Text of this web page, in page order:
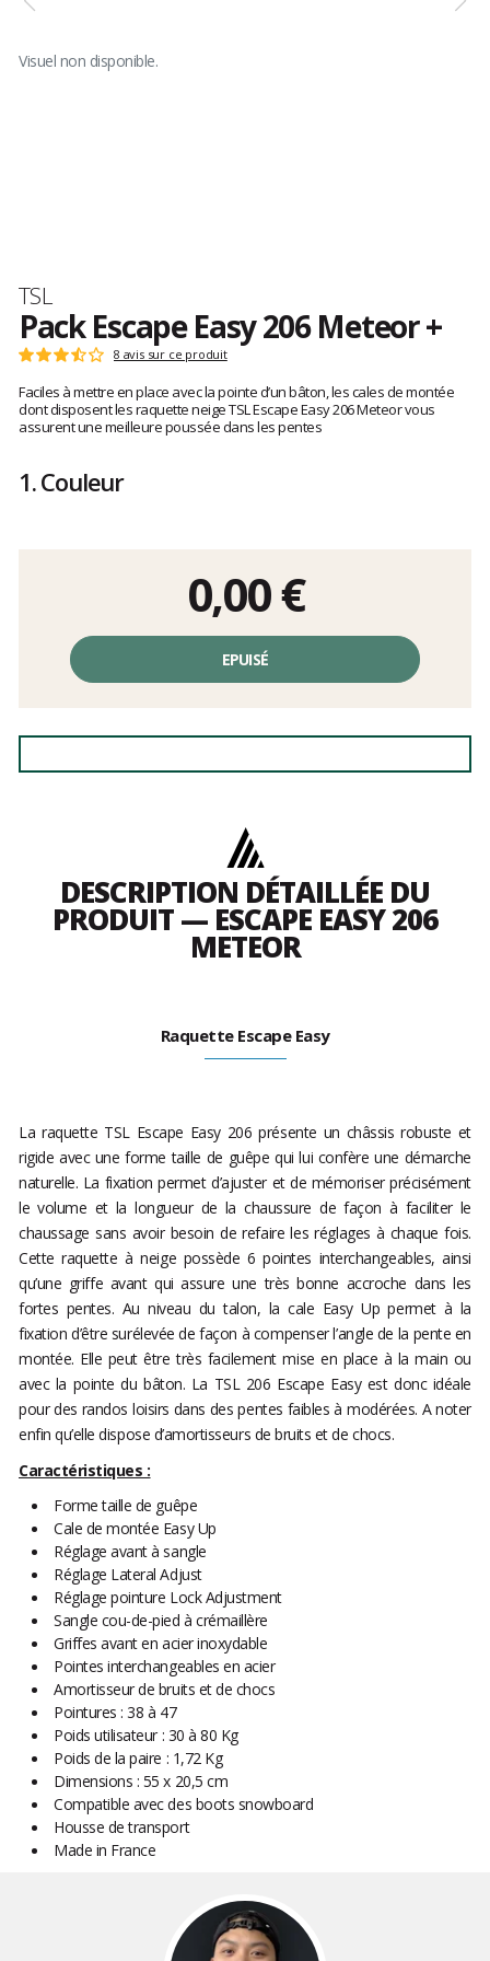
Visuel non disponible.
Marque
TSL
Pack Escape Easy 206 Meteor +
Les
clients
Note
:
3.5
sur
8 avis sur ce produit
Faciles à mettre en place avec la pointe d’un bâton, les cales de montée
dont disposent les raquette neige TSL Escape Easy 206 Meteor vous
assurent une meilleure poussée dans les pentes
1.Couleur
0,00€
EPUISÉ
DESCRIPTION DÉTAILLÉE DU
PRODUIT — ESCAPE EASY 206
METEOR
Raquette Escape Easy
La raquette TSL Escape Easy 206 présente un châssis robuste et
rigide avec une forme taille de guêpe qui lui confère une démarche
naturelle. La fixation permet d’ajuster et de mémoriser précisément
le volume et la longueur de la chaussure de façon à faciliter le
chaussage sans avoir besoin de refaire les réglages à chaque fois.
Cette raquette à neige possède 6 pointes interchangeables, ainsi
qu’une griffe avant qui assure une très bonne accroche dans les
fortes pentes. Au niveau du talon, la cale Easy Up permet à la
fixation d’être surélevée de façon à compenser l’angle de la pente en
montée. Elle peut être très facilement mise en place à la main ou
avec la pointe du bâton. La TSL 206 Escape Easy est donc idéale
pour des randos loisirs dans des pentes faibles à modérées. A noter
enfin qu’elle dispose d’amortisseurs de bruits et de chocs.
Caractéristiques :
Forme taille de guêpe
Cale de montée Easy Up
Réglage avant à sangle
Réglage Lateral Adjust
Réglage pointure Lock Adjustment
Sangle cou-de-pied à crémaillère
Griffes avant en acier inoxydable
Pointes interchangeables en acier
Amortisseur de bruits et de chocs
Pointures : 38 à 47
Poids utilisateur : 30 à 80 Kg
Poids de la paire : 1,72 Kg
Dimensions : 55 x 20,5 cm
Compatible avec des boots snowboard
Housse de transport
Made in France